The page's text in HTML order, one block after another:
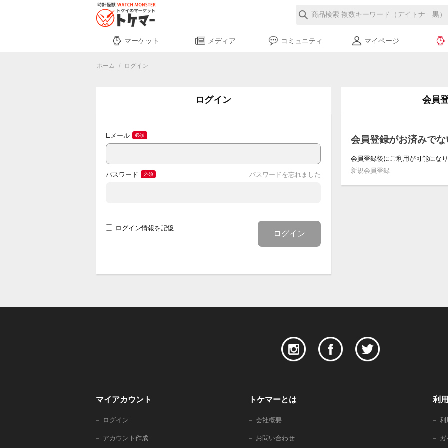
マーケット メディア コミュニティ マイページ
ホーム / ログイン
ログイン
Eメール
パスワード パスワードを忘れました
ログイン
ログイン情報を記憶
会員
会員登録がお済みで
会員登録後にご利用が可能になり
新規会員登録
マイアカウント
ログイン
アカウント作成
トケマーとは
会社概要
お問い合わせ
利
利